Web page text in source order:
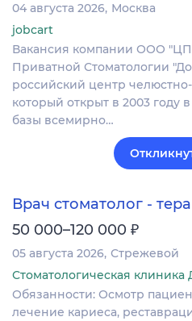
04 августа 2026 Москва
jobcart
Вакансия компании ООО
Приватной Стоматологии
российский центр
который открыт в 2003 году
базы всемирно…
Врач стоматолог -
50 000–120 000 ₽
05 августа 2026 Стрежевой
Стоматологическая клиника
Обязанности: Осмотр
лечение кариеса,